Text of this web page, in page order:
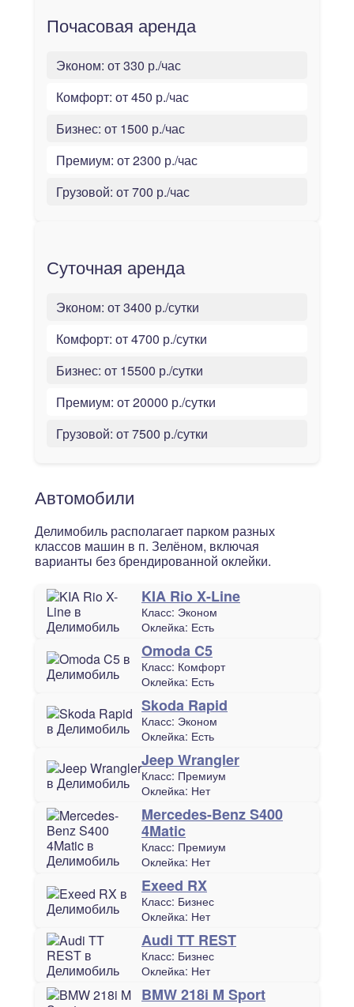
Почасовая аренда
Эконом: от 330 р./час
Комфорт: от 450 р./час
Бизнес: от 1500 р./час
Премиум: от 2300 р./час
Грузовой: от 700 р./час
Суточная аренда
Эконом: от 3400 р./сутки
Комфорт: от 4700 р./сутки
Бизнес: от 15500 р./сутки
Премиум: от 20000 р./сутки
Грузовой: от 7500 р./сутки
Автомобили
Делимобиль располагает парком разных
классов машин в п. Зелёном, включая
варианты без брендированной оклейки.
KIA Rio X-Line
Класс: Эконом
Оклейка: Есть
Omoda C5
Класс: Комфорт
Оклейка: Есть
Skoda Rapid
Класс: Эконом
Оклейка: Есть
Jeep Wrangler
Класс: Премиум
Оклейка: Нет
Mercedes-Benz S400
4Matic
Класс: Премиум
Оклейка: Нет
Exeed RX
Класс: Бизнес
Оклейка: Нет
Audi TT REST
Класс: Бизнес
Оклейка: Нет
BMW 218i M Sport